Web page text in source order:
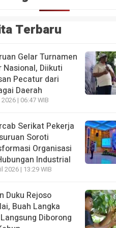
Stroke Diakui
Terbaru
Gelar Turnamen
Nasional, Diikuti
Pecatur dari
Daerah
| 06:47 WIB
Serikat Pekerja
Soroti
Organisasi
Industrial
2026 | 13:29 WIB
Duku Rejoso
Buah Langka
Diborong